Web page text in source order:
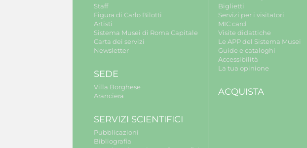
Staff
Figura di Carlo Bilotti
Artisti
Sistema Musei di Roma Capitale
Carta dei servizi
Newsletter
SEDE
Villa Borghese
Aranciera
SERVIZI SCIENTIFICI
Pubblicazioni
Bibliografia
Biglietti
Servizi per i visitatori
MIC card
Visite didattiche
Le APP del Sistema Musei
Guide e cataloghi
Accessibilità
La tua opinione
ACQUISTA